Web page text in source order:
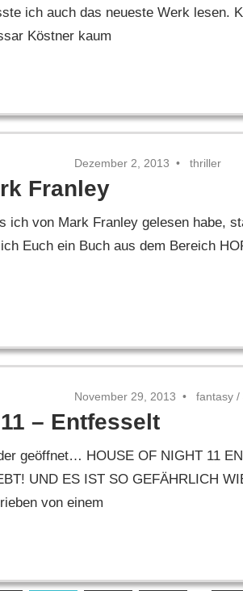
ich auch das neueste Werk lesen.
Köstner kaum
Dezember 2, 2013 thriller
Franley
ich von Mark Franley gelesen habe,
Euch ein Buch aus dem Bereich
November 29, 2013 fantasy /
– Entfesselt
geöffnet… HOUSE OF NIGHT 11
UND ES IST SO GEFÄHRLICH
von einem